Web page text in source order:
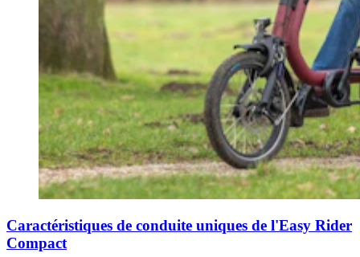
Caractéristiques de conduite uniques de l'Easy Rider
Compact